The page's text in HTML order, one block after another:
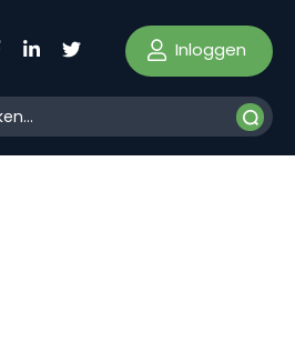
Inloggen